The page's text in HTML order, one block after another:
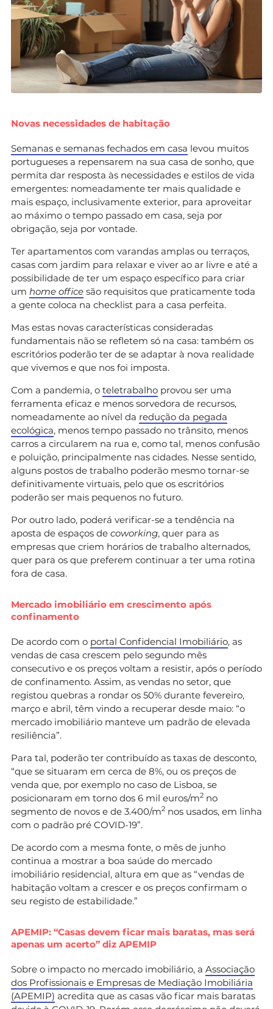
Novas necessidades de habitação
Semanas e semanas fechados em casa levou muitos
portugueses a repensarem na sua casa de sonho, que
permita dar resposta às necessidades e estilos de vida
emergentes: nomeadamente ter mais qualidade e
mais espaço, inclusivamente exterior, para aproveitar
ao máximo o tempo passado em casa, seja por
obrigação, seja por vontade.
Ter apartamentos com varandas amplas ou terraços,
casas com jardim para relaxar e viver ao ar livre e até a
possibilidade de ter um espaço específico para criar
um home office são requisitos que praticamente toda
a gente coloca na checklist para a casa perfeita.
Mas estas novas características consideradas
fundamentais não se refletem só na casa: também os
escritórios poderão ter de se adaptar à nova realidade
que vivemos e que nos foi imposta.
Com a pandemia, o teletrabalho provou ser uma
ferramenta eficaz e menos sorvedora de recursos,
nomeadamente ao nível da redução da pegada
ecológica, menos tempo passado no trânsito, menos
carros a circularem na rua e, como tal, menos confusão
e poluição, principalmente nas cidades. Nesse sentido,
alguns postos de trabalho poderão mesmo tornar-se
definitivamente virtuais, pelo que os escritórios
poderão ser mais pequenos no futuro.
Por outro lado, poderá verificar-se a tendência na
aposta de espaços de coworking, quer para as
empresas que criem horários de trabalho alternados,
quer para os que preferem continuar a ter uma rotina
fora de casa.
Mercado imobiliário em crescimento após
confinamento
De acordo com o portal Confidencial Imobiliário, as
vendas de casa crescem pelo segundo mês
consecutivo e os preços voltam a resistir, após o período
de confinamento. Assim, as vendas no setor, que
registou quebras a rondar os 50% durante fevereiro,
março e abril, têm vindo a recuperar desde maio: “o
mercado imobiliário manteve um padrão de elevada
resiliência”.
Para tal, poderão ter contribuído as taxas de desconto,
“que se situaram em cerca de 8%, ou os preços de
venda que, por exemplo no caso de Lisboa, se
posicionaram em torno dos 6 mil euros/m2 no
segmento de novos e de 3.400/m2 nos usados, em linha
com o padrão pré COVID-19”.
De acordo com a mesma fonte, o mês de junho
continua a mostrar a boa saúde do mercado
imobiliário residencial, altura em que as “vendas de
habitação voltam a crescer e os preços confirmam o
seu registo de estabilidade.”
APEMIP: “Casas devem ficar mais baratas, mas será
apenas um acerto” diz APEMIP
Sobre o impacto no mercado imobiliário, a Associação
dos Profissionais e Empresas de Mediação Imobiliária
(APEMIP) acredita que as casas vão ficar mais baratas